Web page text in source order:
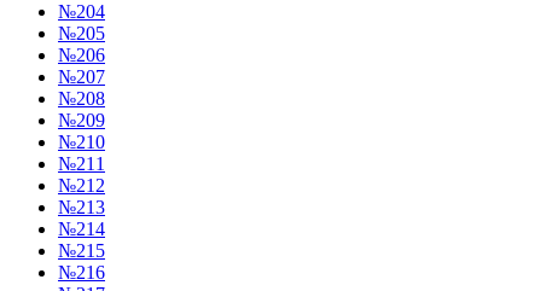
№204
№205
№206
№207
№208
№209
№210
№211
№212
№213
№214
№215
№216